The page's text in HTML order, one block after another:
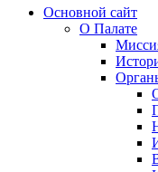
Основной сайт
О Палате